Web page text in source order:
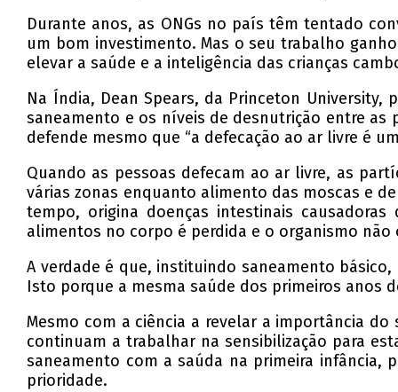
Durante anos, as ONGs no país têm tentado
um bom investimento. Mas o seu trabalho
elevar a saúde e a inteligência das crianças
Na Índia, Dean Spears, da Princeton
saneamento e os níveis de desnutrição entre as
defende mesmo que “a defecação ao ar livre é
Quando as pessoas defecam ao ar livre, as
várias zonas enquanto alimento das moscas e
tempo, origina doenças intestinais
alimentos no corpo é perdida e o organismo
A verdade é que, instituindo saneamento
Isto porque a mesma saúde dos primeiros anos
Mesmo com a ciência a revelar a importância
continuam a trabalhar na sensibilização para
saneamento com a saúda na primeira infância,
prioridade.